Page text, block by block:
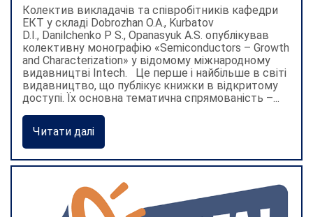
Колектив викладачів та співробітників кафедри
ЕКТ у складі Dobrozhan O.A., Kurbatov
D.I., Danilchenko P S., Opanasyuk A.S. опублікував
колективну монографію «Semiconductors – Growth
and Characterization» у відомому міжнародному
видавництві Intech. Це перше і найбільше в світі
видавництво, що публікує книжки в відкритому
доступі. Їх основна тематична спрямованість –...
Читати далі